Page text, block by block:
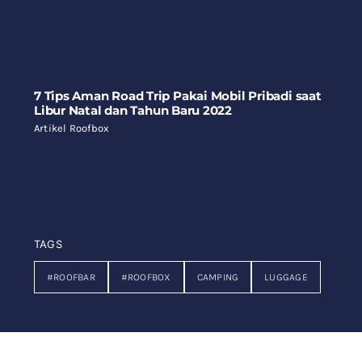
7 Tips Aman Road Trip Pakai Mobil Pribadi saat
Libur Natal dan Tahun Baru 2022
Artikel Roofbox
TAGS
#ROOFBAR #ROOFBOX CAMPING LUGGAGE